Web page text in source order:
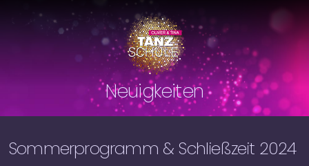
KURSE EVENTS NEWS
Neuigkeiten
Sommerprogramm & Schließzeit 2024